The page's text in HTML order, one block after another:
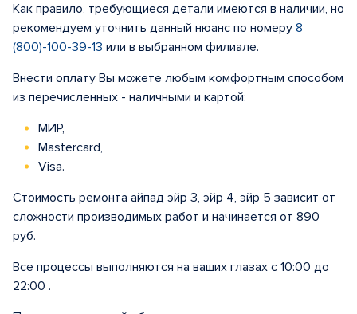
Как правило, требующиеся детали имеются в наличии, но
рекомендуем уточнить данный нюанс по номеру 8
(800)-100-39-13 или в выбранном филиале.
Внести оплату Вы можете любым комфортным способом
из перечисленных - наличными и картой:
МИР,
Mastercard,
Visa.
Стоимость ремонта айпад эйр 3, эйр 4, эйр 5 зависит от
сложности производимых работ и начинается от 890
руб.
Все процессы выполняются на ваших глазах с 10:00 до
22:00 .